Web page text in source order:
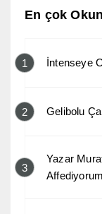
En çok
1 İntenseye
2 Gelibolu
3
Yazar